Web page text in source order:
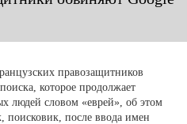
правозащитников
которое продолжает
людей словом «еврей», об этом
после ввода имен